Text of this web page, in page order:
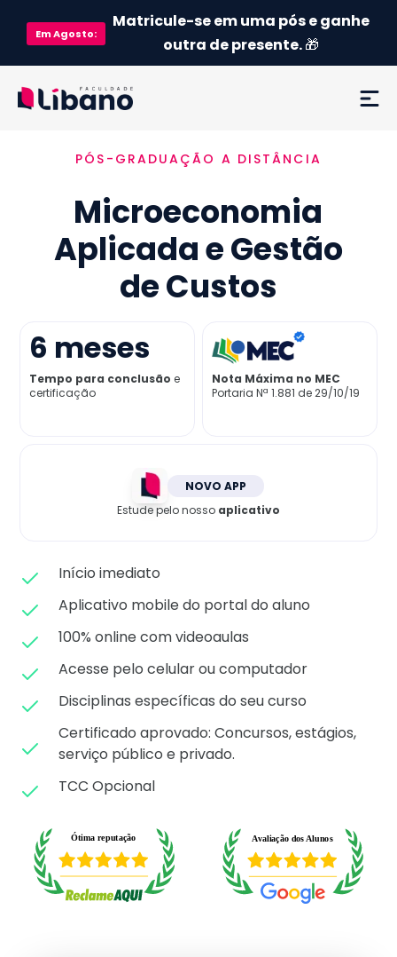
EmAgosto:
Matricule-se em uma pós e ganhe
outra de presente.🎁
Ementa
Como funciona
Credenciamento MEC
Já sou aluno
PÓS-GRADUAÇÃO A DISTÂNCIA
Microeconomia
Aplicada e Gestão
de Custos
6 meses
Tempo para conclusão e
certificação
Nota Máxima no MEC
Portaria Nª 1.881 de 29/10/19
NOVO APP
Estude pelo nosso aplicativo
Início imediato
Aplicativo mobile do portal do aluno
100% online com videoaulas
Acesse pelo celular ou computador
Disciplinas específicas do seu curso
Certificado aprovado: Concursos, estágios,
serviço público e privado.
TCC Opcional